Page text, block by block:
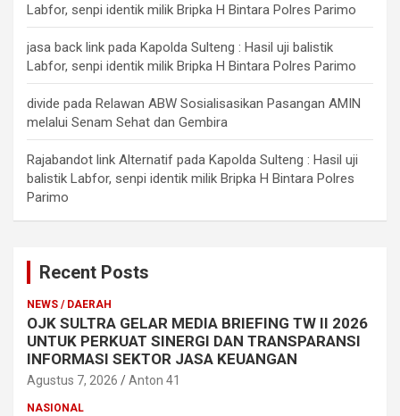
Labfor, senpi identik milik Bripka H Bintara Polres Parimo
jasa back link pada Kapolda Sulteng : Hasil uji balistik
Labfor, senpi identik milik Bripka H Bintara Polres Parimo
divide pada Relawan ABW Sosialisasikan Pasangan AMIN
melalui Senam Sehat dan Gembira
Rajabandot link Alternatif pada Kapolda Sulteng : Hasil uji
balistik Labfor, senpi identik milik Bripka H Bintara Polres
Parimo
Recent Posts
NEWS / DAERAH
OJK SULTRA GELAR MEDIA BRIEFING TW II 2026
UNTUK PERKUAT SINERGI DAN TRANSPARANSI
INFORMASI SEKTOR JASA KEUANGAN
Agustus 7, 2026 Anton 41
NASIONAL